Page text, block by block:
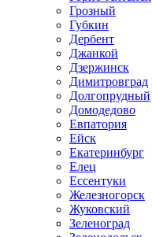
Грозный
Губкин
Дербент
Джанкой
Дзержинск
Димитровград
Долгопрудный
Домодедово
Евпатория
Ейск
Екатеринбург
Елец
Ессентуки
Железногорск
Жуковский
Зеленоград